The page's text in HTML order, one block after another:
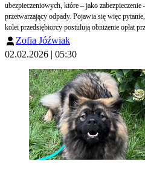
ubezpieczeniowych, które – jako zabezpieczenie
przetwarzający odpady. Pojawia się więc
kolei przedsiębiorcy postulują obniżenie opłat
Zofia Jóźwiak
02.02.2026 | 05:30